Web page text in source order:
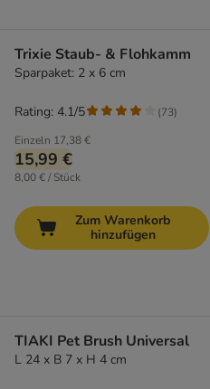
Trixie Staub- & Flohkamm
Sparpaket: 2 x 6 cm
Einzeln 17,38 €
15,99 €
8,00 € / Stück
Rating: 4.1/5 (73)
Zum Warenkorb
hinzufügen
TIAKI Pet Brush Universal
L 24 x B 7 x H 4 cm